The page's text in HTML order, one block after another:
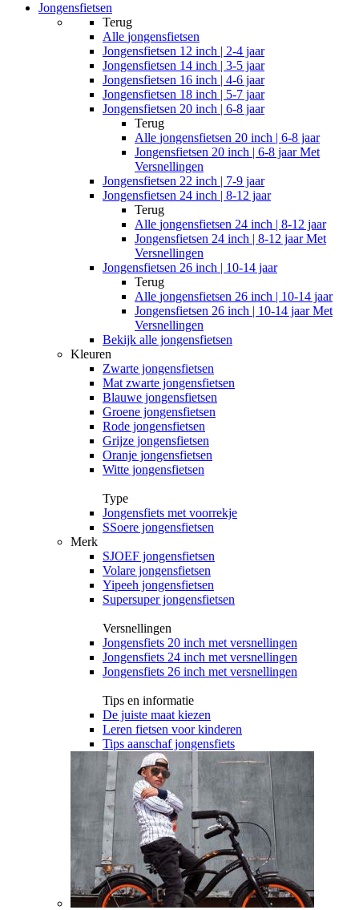
Jongensfietsen
Terug
Alle jongensfietsen
Jongensfietsen 12 inch | 2-4 jaar
Jongensfietsen 14 inch | 3-5 jaar
Jongensfietsen 16 inch | 4-6 jaar
Jongensfietsen 18 inch | 5-7 jaar
Jongensfietsen 20 inch | 6-8 jaar
Terug
Alle jongensfietsen 20 inch | 6-8 jaar
Jongensfietsen 20 inch | 6-8 jaar Met
Versnellingen
Jongensfietsen 22 inch | 7-9 jaar
Jongensfietsen 24 inch | 8-12 jaar
Terug
Alle jongensfietsen 24 inch | 8-12 jaar
Jongensfietsen 24 inch | 8-12 jaar Met
Versnellingen
Jongensfietsen 26 inch | 10-14 jaar
Terug
Alle jongensfietsen 26 inch | 10-14 jaar
Jongensfietsen 26 inch | 10-14 jaar Met
Versnellingen
Bekijk alle jongensfietsen
Kleuren
Zwarte jongensfietsen
Mat zwarte jongensfietsen
Blauwe jongensfietsen
Groene jongensfietsen
Rode jongensfietsen
Grijze jongensfietsen
Oranje jongensfietsen
Witte jongensfietsen
Type
Jongensfiets met voorrekje
SSoere jongensfietsen
Merk
SJOEF jongensfietsen
Volare jongensfietsen
Yipeeh jongensfietsen
Supersuper jongensfietsen
Versnellingen
Jongensfiets 20 inch met versnellingen
Jongensfiets 24 inch met versnellingen
Jongensfiets 26 inch met versnellingen
Tips en informatie
De juiste maat kiezen
Leren fietsen voor kinderen
Tips aanschaf jongensfiets